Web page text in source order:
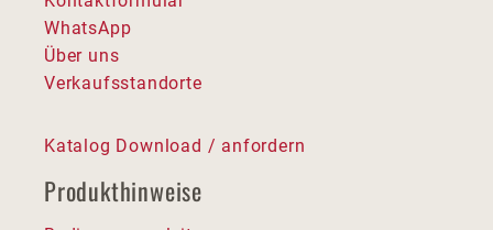
WhatsApp
Über uns
Verkaufsstandorte
Katalog Download / anfordern
Produkthinweise